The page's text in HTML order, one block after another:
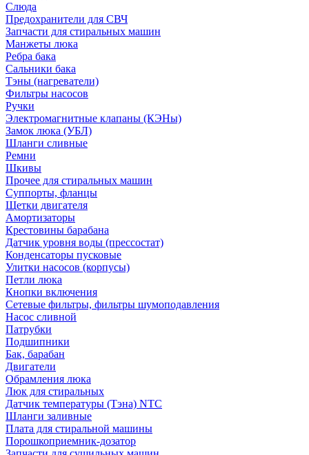
Слюда
Предохранители для СВЧ
Запчасти для стиральных машин
Манжеты люка
Ребра бака
Сальники бака
Тэны (нагреватели)
Фильтры насосов
Ручки
Электромагнитные клапаны (КЭНы)
Замок люка (УБЛ)
Шланги сливные
Ремни
Шкивы
Прочее для стиральных машин
Суппорты, фланцы
Щетки двигателя
Амортизаторы
Крестовины барабана
Датчик уровня воды (прессостат)
Конденсаторы пусковые
Улитки насосов (корпусы)
Петли люка
Кнопки включения
Сетевые фильтры, фильтры шумоподавления
Насос сливной
Патрубки
Подшипники
Бак, барабан
Двигатели
Обрамления люка
Люк для стиральных
Датчик температуры (Тэна) NTC
Шланги заливные
Плата для стиральной машины
Порошкоприемник-дозатор